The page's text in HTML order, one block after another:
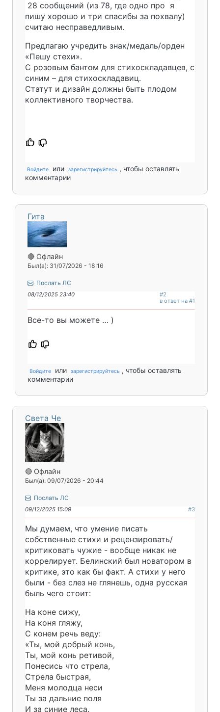
28 сообщений (из 78, где одно про я
пишу хорошо и три спасибы за похвалу)
считаю несправедливым.
Предлагаю учредить знак/медаль/орден
«Пешу стехи».
С розовым бантом для стихоскладавцев, с
синим – для стихоскладавиц.
Статут и дизайн должны быть плодом
коллективного творчества.
Войдите или зарегистрируйтесь , чтобы оставлять
комментарии
Гита
🔴 Офлайн
Был(а): 31/07/2026 - 18:16
Послать ЛС
08/12/2025 23:40
#2
в ответ на #1
Все-то вы можете … )
Войдите или зарегистрируйтесь , чтобы оставлять
комментарии
Света Че
🔴 Офлайн
Был(а): 09/07/2026 - 20:44
Послать ЛС
09/12/2025 15:09 #3
Мы думаем, что умение писать
собственные стихи и рецензировать/
критиковать чужие - вообще никак не
коррелирует. Белинский был новатором в
критике, это как бы факт. А стихи у него
были - без слез не глянешь, одна русская
быль чего стоит:
На коне сижу,
На коня гляжу,
С конем речь веду:
«Ты, мой добрый конь,
Ты, мой конь ретивой,
Понесись что стрела,
Стрела быстрая,
Меня молодца неси
Ты за дальние поля
И за синие леса.